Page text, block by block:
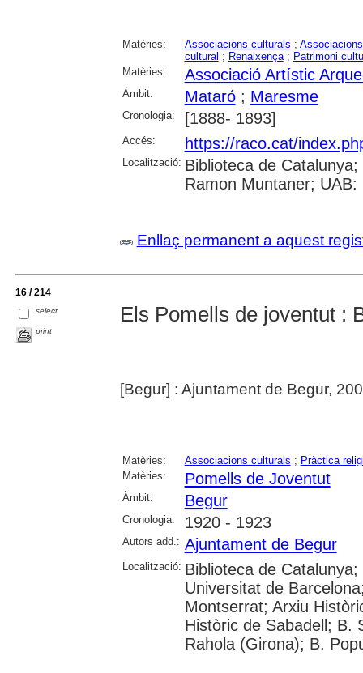
Matèries: Associacions culturals ;
cultural ; Renaixença; Patrimoni
Matèries:
Associació Artístic
Àmbit: Mataró; Maresme
Cronologia: [1888- 1893]
Accés: https://raco.cat/
Localització: Biblioteca de
Ramon Muntaner; UAB:
Enllaç permanent a aquest
16 / 214
select
print
Els Pomells de joventut :
[Begur] : Ajuntament de Begur,
Matèries: Associacions culturals ; Pràctica
Matèries:
Pomells de Joventut
Àmbit: Begur
Cronologia: 1920 - 1923
Autors add.: Ajuntament de Begur
Localització: Biblioteca de
Universitat de
Montserrat; Arxiu
Històric de Sabadell; B.
Rahola (Girona); B.